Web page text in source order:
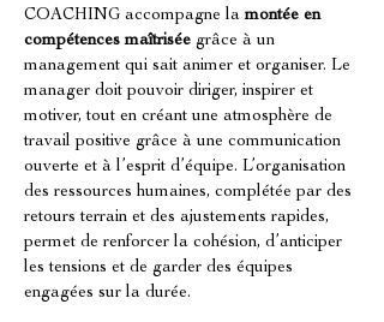
COACHING accompagne la montée en
compétences maîtrisée grâce à un
management qui sait animer et organiser. Le
manager doit pouvoir diriger, inspirer et
motiver, tout en créant une atmosphère de
travail positive grâce à une communication
ouverte et à l’esprit d’équipe. L’organisation
des ressources humaines, complétée par des
retours terrain et des ajustements rapides,
permet de renforcer la cohésion, d’anticiper
les tensions et de garder des équipes
engagées sur la durée.